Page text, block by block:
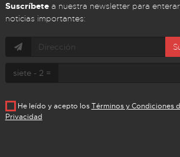
Suscríbetea nuestra newsletter para
noticias importantes:
siete - 2 =
He leído y acepto los Términos y Condiciones
Privacidad